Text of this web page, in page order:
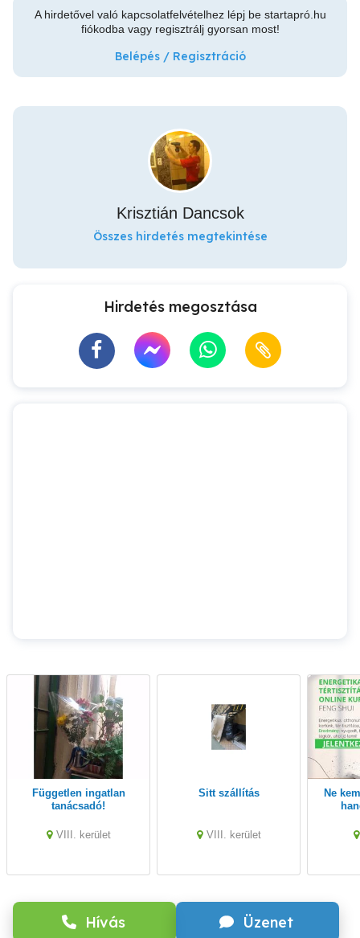
A hirdetővel való kapcsolatfelvételhez lépj be startapró.hu
fiókodba vagy regisztrálj gyorsan most!
Belépés / Regisztráció
Hívás Üzenet
Krisztián Dancsok
Összes hirdetés megtekintése
Hirdetés megosztása
Független ingatlan
tanácsadó!
VIII. kerület
sitt szállítás
VIII. kerület
Ne keményen dolgozz